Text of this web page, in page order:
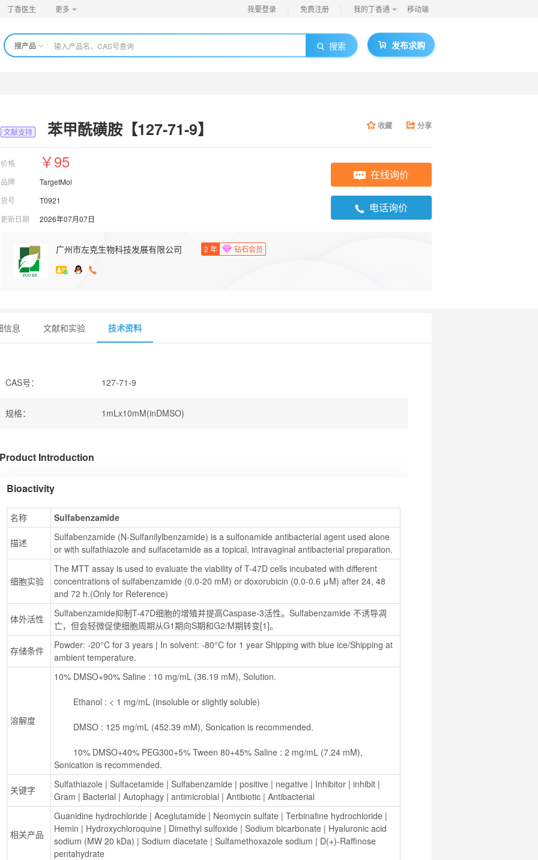
丁香医生 更多 我要登录 免费注册 我的丁香通 移动端
搜产品 搜索 发布求购
文献支持 苯甲酰磺胺【127-71-9】 收藏 分享
价格 ￥95
品牌
TargetMol
货号
T0921
更新日期
2026年07月07日
在线询价
电话询价
广州市左克生物科技发展有限公司 2 年 钻石会员
信息 文献和实验 技术资料
CAS号： 127-71-9
规格： 1mLx10mM(inDMSO)
Product Introduction
Bioactivity
名称 Sulfabenzamide
描述
Sulfabenzamide (N-Sulfanilylbenzamide) is a sulfonamide antibacterial agent used alone
or with sulfathiazole and sulfacetamide as a topical, intravaginal antibacterial preparation.
细胞实验
The MTT assay is used to evaluate the viability of T-47D cells incubated with different
concentrations of sulfabenzamide (0.0-20 mM) or doxorubicin (0.0-0.6 μM) after 24, 48
and 72 h.(Only for Reference)
体外活性
Sulfabenzamide抑制T-47D细胞的增殖并提高Caspase-3活性。Sulfabenzamide 不诱导凋
亡，但会轻微促使细胞周期从G1期向S期和G2/M期转变[1]。
存储条件
Powder: -20°C for 3 years | In solvent: -80°C for 1 year Shipping with blue ice/Shipping at
ambient temperature.
溶解度
10% DMSO+90% Saline : 10 mg/mL (36.19 mM), Solution.
        Ethanol : < 1 mg/mL (insoluble or slightly soluble)
        DMSO : 125 mg/mL (452.39 mM), Sonication is recommended.
Sonication is recommended.
关键字 Sulfathiazole | Sulfacetamide | Sulfabenzamide | positive | negative | Inhibitor | inhibit
Gram | Bacterial | Autophagy | antimicrobial | Antibiotic | Antibacterial
相关产品
Guanidine hydrochloride | Aceglutamide | Neomycin sulfate | Terbinafine hydrochloride
Hemin | Hydroxychloroquine | Dimethyl sulfoxide | Sodium bicarbonate | Hyaluronic acid
sodium (MW 20 kDa) | Sodium diacetate | Sulfamethoxazole sodium | D(+)-Raffinose
pentahydrate